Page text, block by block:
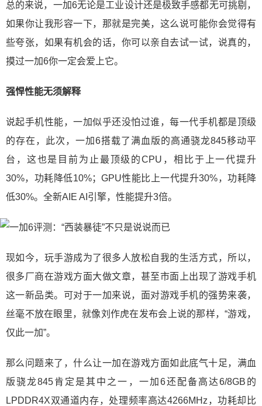
总的来说，一加6无论是工业设计还是极致手感都无可挑剔，
如果你让我形容一下，那就是完美，这么说可能你会觉得有
些夸张，如果有机会的话，你可以亲自去试一试，说真的，
摸过一加6你一定会爱上它。
强悍性能无须解释
说起手机性能，一加似乎还没怕过谁，每一代手机都是顶级
的存在，此次，一加6搭载了满血版的高通骁龙845移动平
台，这也是目前为止最顶级的CPU，相比于上一代提升
30%，功耗降低10%；GPU性能比上一代提升30%，功耗降
低30%。全新AIE AI引擎，性能提升3倍。
现如今，玩手游成为了很多人放松自我的生活方式，所以，
很多厂商在游戏方面大做文章，甚至市面上出现了游戏手机
这一新品类。可对于一加来说，面对游戏手机的强势来袭，
丝毫不放在眼里，就像刘作虎在发布会上说的那样，“游戏，
仅此一加”。
那么问题来了，什么让一加在游戏方面如此底气十足，满血
版骁龙845肯定是其中之一，一加6还配备高达6/8GB的
LPDDR4X双通道内存，处理频率高达4266MHz，功耗却比